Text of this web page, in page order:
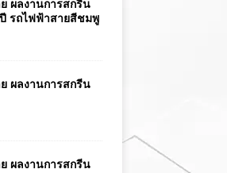
ผลงานการสกรีน
รถไฟฟ้าสายสีชมพู
ผลงานการสกรีน
ผลงานการสกรีน